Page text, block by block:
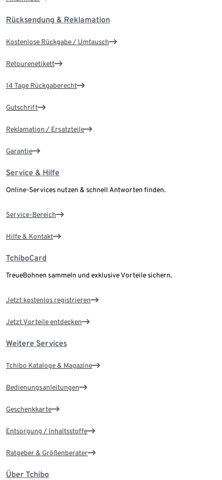
Rücksendung & Reklamation
Kostenlose Rückgabe / Umtausch
Retourenetikett
14 Tage Rückgaberecht
Gutschrift
Reklamation / Ersatzteile
Garantie
Service & Hilfe
Online-Services nutzen & schnell Antworten finden.
Service-Bereich
Hilfe & Kontakt
TchiboCard
TreueBohnen sammeln und exklusive Vorteile sichern.
Jetzt kostenlos registrieren
Jetzt Vorteile entdecken
Weitere Services
Tchibo Kataloge & Magazine
Bedienungsanleitungen
Geschenkkarte
Entsorgung / Inhaltsstoffe
Ratgeber & Größenberater
Über Tchibo